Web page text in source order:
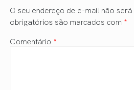
O seu endereço de e-mail não
obrigatórios são marcados com *
Comentário *